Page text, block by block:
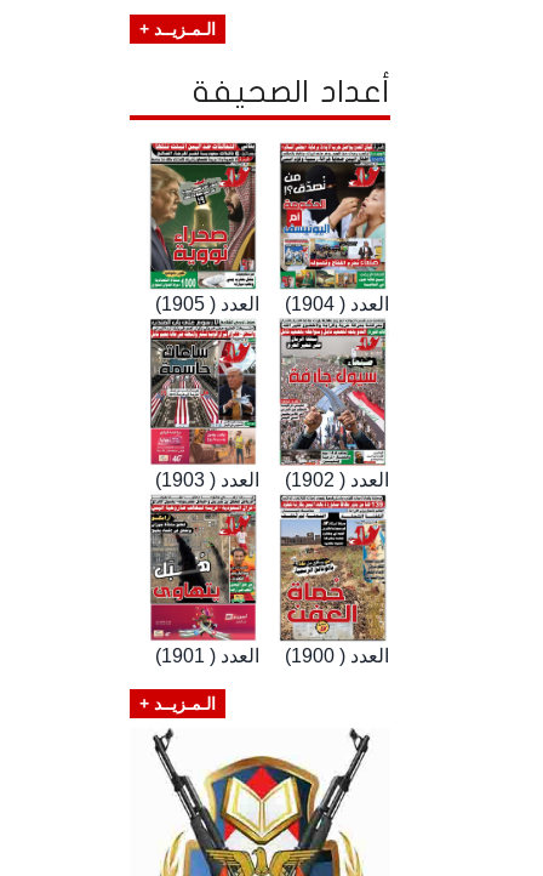
الـمـزيــد +
أعداد الصحيفة
العدد ( 1905) العدد ( 1904)
العدد ( 1903) العدد ( 1902)
العدد ( 1901) العدد ( 1900)
الـمـزيــد +